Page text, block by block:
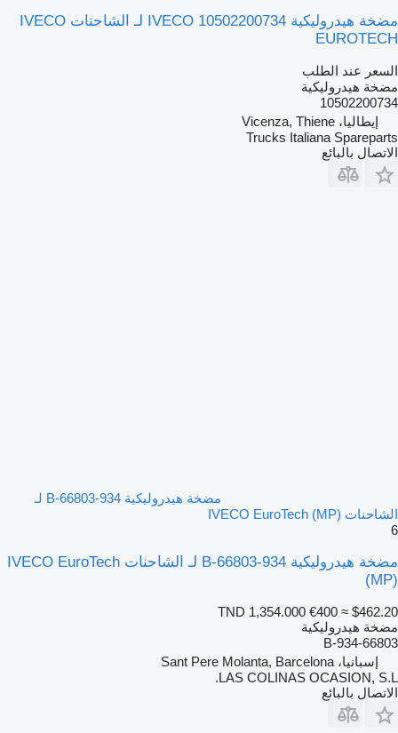
مضخة هيدروليكية IVECO 10502200734 لـ الشاحنات IVECO
EUROTECH
السعر عند الطلب
مضخة هيدروليكية
10502200734
إيطاليا، Vicenza, Thiene
Trucks Italiana Spareparts
الاتصال بالبائع
مضخة هيدروليكية 934-66803-B لـ
الشاحنات IVECO EuroTech (MP)
6
مضخة هيدروليكية 934-66803-B لـ الشاحنات IVECO EuroTech
(MP)
TND 1,354.000 €400 ≈ $462.20
مضخة هيدروليكية
934-66803-B
إسبانيا، Sant Pere Molanta, Barcelona
LAS COLINAS OCASION, S.L.
الاتصال بالبائع